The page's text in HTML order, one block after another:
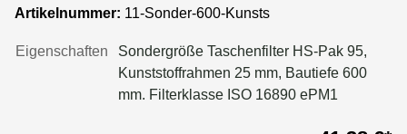
Artikelnummer: 11-Sonder-600-Kunsts
Eigenschaften
Sondergröße Taschenfilter HS-Pak 95,
Kunststoffrahmen 25 mm, Bautiefe 600
mm. Filterklasse ISO 16890 ePM1